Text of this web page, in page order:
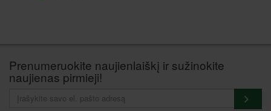
Prenumeruokite naujienlaiškį ir sužinokite
naujienas pirmieji!